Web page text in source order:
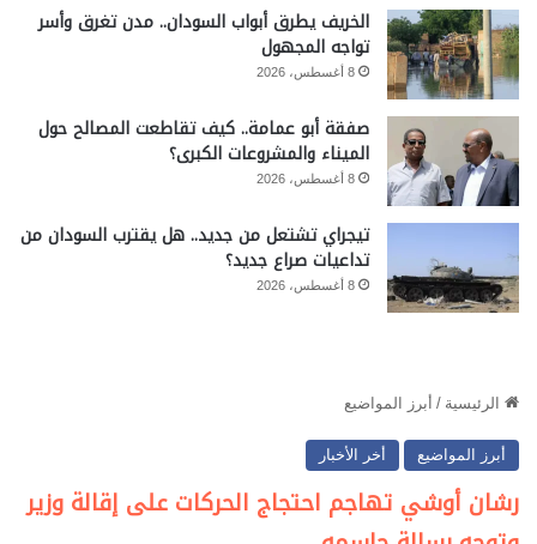
الخريف يطرق أبواب السودان.. مدن تغرق وأسر
تواجه المجهول
8 أغسطس، 2026
صفقة أبو عمامة.. كيف تقاطعت المصالح حول
الميناء والمشروعات الكبرى؟
8 أغسطس، 2026
تيجراي تشتعل من جديد.. هل يقترب السودان من
تداعيات صراع جديد؟
8 أغسطس، 2026